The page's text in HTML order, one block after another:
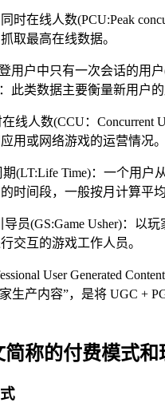
时在线人数(PCU:Peak
取最高在线数据。
用户中只有一次会话的用
：此类数据主要衡量新用户
线人数(CCU：Concurrent
用或网络游戏的运营情况。
(LT:Life Time)：一个用户
时间段，一般按月计算平
导员(GS:Game Usher)：以
交互的游戏工作人员。
User Generated
生产内容”，是将 UGC +
简称的付费模式和